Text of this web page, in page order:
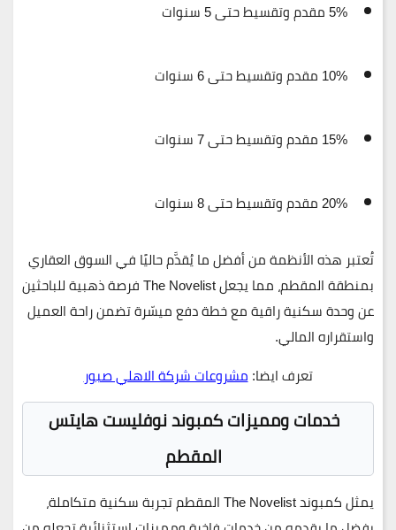
5% مقدم وتقسيط حتى5 سنوات
10% مقدم وتقسيط حتى6 سنوات
15% مقدم وتقسيط حتى7 سنوات
20% مقدم وتقسيط حتى8 سنوات
تُعتبر هذه الأنظمة من أفضل ما يُقدَّم حاليًا في السوق العقاري
بمنطقة المقطم، مما يجعل The Novelist فرصة ذهبية للباحثين
عن وحدة سكنية راقية مع خطة دفع ميسّرة تضمن راحة العميل
واستقراره المالي.
تعرف ايضا:مشروعات شركة الاهلي صبور
خدمات ومميزاتكمبوند نوفليست هايتس
المقطم
يمثلكمبوند The Novelist المقطم
تجربة سكنية متكاملة،